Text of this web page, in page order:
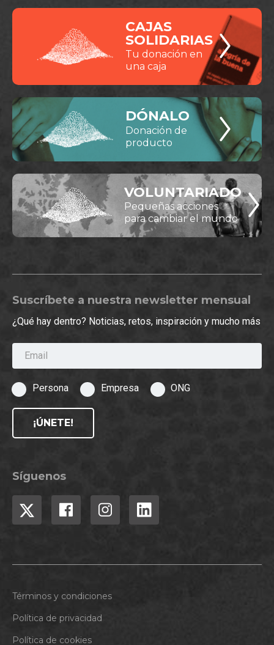
CAJAS
SOLIDARIAS
Tu donación en
una caja
DÓNALO
Donación de
producto
VOLUNTARIADO
Pequeñas acciones
para cambiar el mundo
Suscríbete a nuestra newsletter mensual
¿Qué hay dentro? Noticias, retos, inspiración y mucho más
Email
Persona Empresa ONG
¡ÚNETE!
Síguenos
Términos y condiciones
Política de privacidad
Política de cookies